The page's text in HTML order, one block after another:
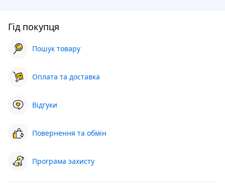
Гід покупця
Пошук товару
Оплата та доставка
Відгуки
Повернення та обмін
Програма захисту